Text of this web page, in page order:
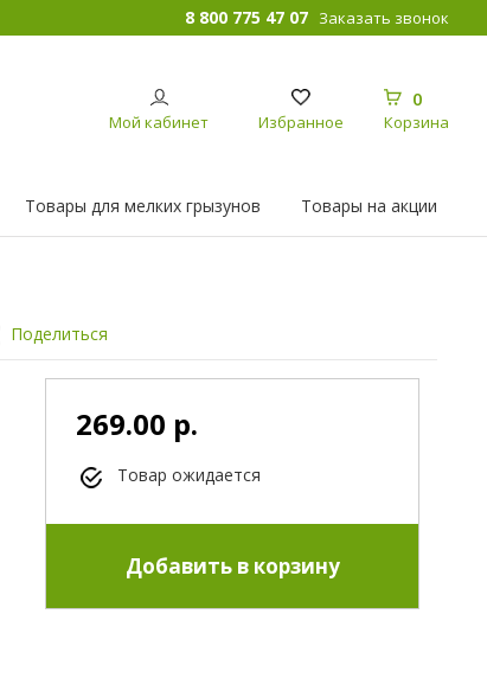
8 800 775 47 07 Заказать звонок
Мой кабинет Избранное
0
Корзина
Товары для мелких грызунов Товары на акции
Поделиться
269.00 р.
Товар ожидается